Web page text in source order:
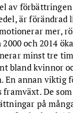
av
är förändrad
mer,
och 2014
minst tre
bland kvinnor
En annan viktig
De
på